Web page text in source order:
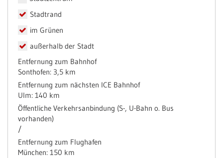
Stadtrand
im Grünen
außerhalb der Stadt
Entfernung zum Bahnhof
Sonthofen: 3,5 km
Entfernung zum nächsten ICE Bahnhof
Ulm: 140 km
Öffentliche Verkehrsanbindung (S-, U-Bahn o. Bus
vorhanden)
/
Entfernung zum Flughafen
München: 150 km